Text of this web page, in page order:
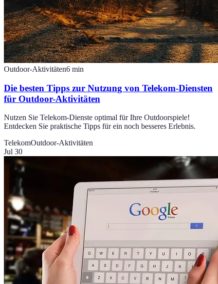
Outdoor-Aktivitäten6 min
Die besten Tipps zur Nutzung von Telekom-Diensten
für Outdoor-Aktivitäten
Nutzen Sie Telekom-Dienste optimal für Ihre Outdoorspiele!
Entdecken Sie praktische Tipps für ein noch besseres Erlebnis.
TelekomOutdoor-Aktivitäten
Jul 30